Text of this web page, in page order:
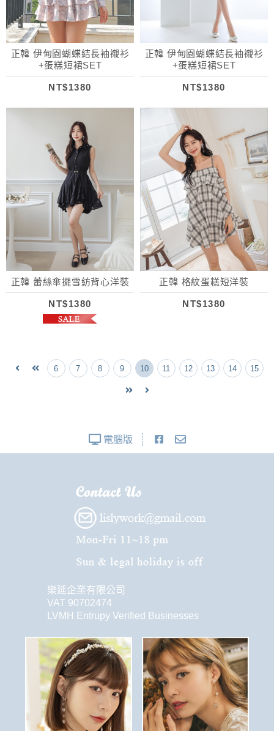
正韓 伊甸園蝴蝶結長袖襯衫
+蛋糕短裙SET
NT$1380
正韓 伊甸園蝴蝶結長袖襯衫
+蛋糕短裙SET
NT$1380
正韓 蕾絲傘擺雪紡背心洋裝
NT$1380
正韓 格紋蛋糕短洋裝
NT$1380
6 7 8 9 10 11 12 13 14 15
電腦版
樂延企業有限公司
VAT 90702474
LVMH Entrupy Verified Businesses